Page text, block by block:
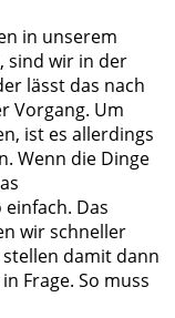
in unserem
sind wir in der
lässt das nach
Vorgang. Um
ist es allerdings
Wenn die Dinge
Das
wir schneller
damit dann
Frage. So muss